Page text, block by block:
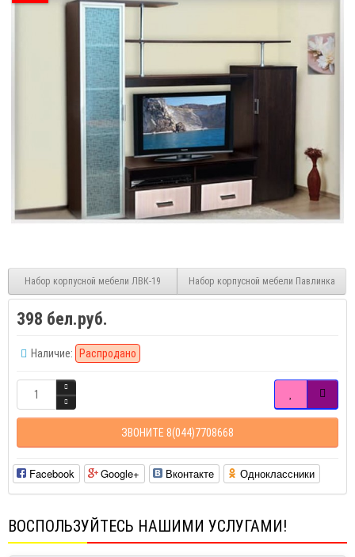
Набор корпусной мебели ЛВК-19 Набор корпусной мебели Павлинка
398 бел.руб.
Наличие: Распродано
ЗВОНИТЕ 8(044)7708668
Facebook Google+ Вконтакте Одноклассники
ВОСПОЛЬЗУЙТЕСЬ НАШИМИ УСЛУГАМИ!